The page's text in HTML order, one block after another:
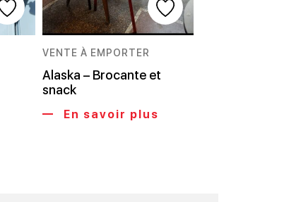
VENTE À EMPORTER
Alaska – Brocante et
snack
En savoir plus